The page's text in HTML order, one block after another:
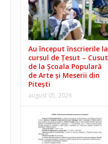
Au început înscrierile la
cursul de Țesut – Cusut
de la Școala Populară
de Arte și Meserii din
Pitești
august 05, 2026